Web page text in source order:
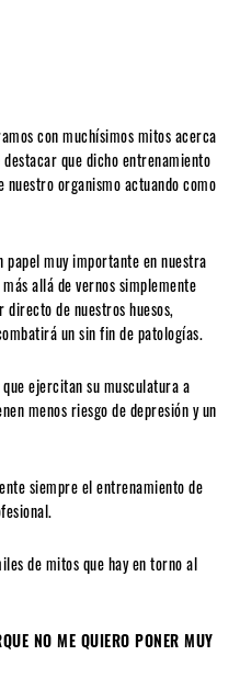
con muchísimos mitos acerca
que dicho entrenamiento
organismo actuando como
muy importante en nuestra
allá de vernos simplemente
de nuestros huesos,
un sin fin de patologías.
ejercitan su musculatura a
menos riesgo de depresión y un
siempre el entrenamiento de
de mitos que hay en torno al
NO ME QUIERO PONER MUY